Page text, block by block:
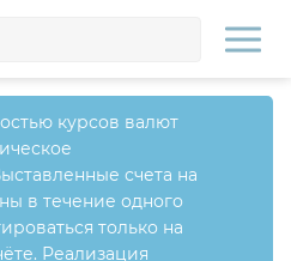
курсов валют
счета на
в течение одного
только на
Реализация